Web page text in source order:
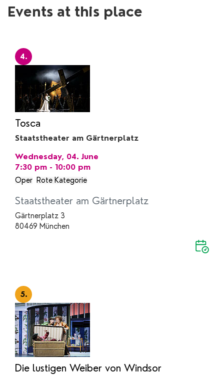
Events at this place
4.
Tosca
Staatstheater am Gärtnerplatz
Wednesday, 04. June
7:30 pm - 10:00 pm
Oper Rote Kategorie
Staatstheater am Gärtnerplatz
Gärtnerplatz 3
80469 München
5.
Die lustigen Weiber von Windsor